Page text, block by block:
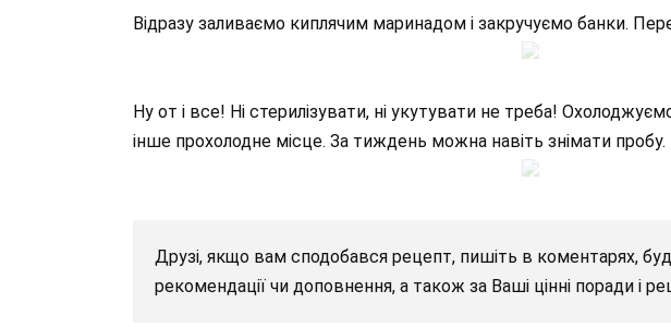
Відразу заливаємо киплячим маринадом і закручуємо банки.
Ну от і все! Ні стерилізувати, ні укутувати не треба!
інше прохолодне місце. За тиждень можна навіть знімати пробу.
Друзі, якщо вам сподобався рецепт, пишіть в коментарях,
рекомендації чи доповнення, а також за Ваші цінні поради і